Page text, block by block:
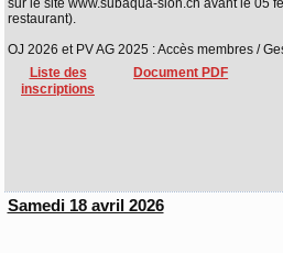
sur le site www.subaqua-sion.ch avant le 05
restaurant).
OJ 2026 et PV AG 2025 : Accès membres /
Liste des
inscriptions
Document PDF
Samedi 18 avril 2026